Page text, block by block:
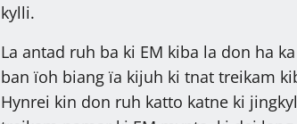
kylli.
La antad ruh ba ki EM kiba la don ha
ban ïoh biang ïa kijuh ki tnat treikam
Hynrei kin don ruh katto katne ki